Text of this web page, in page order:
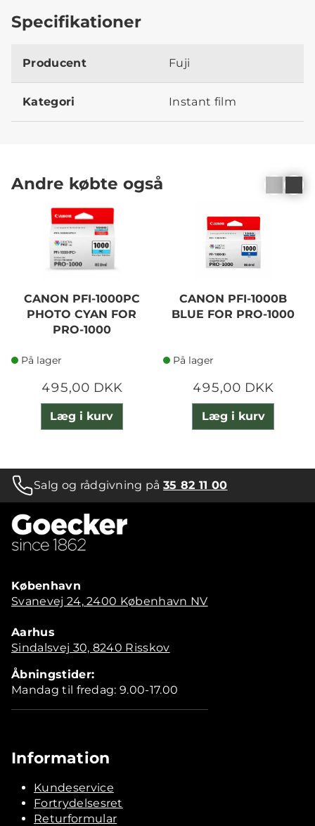
Specifikationer
Producent Fuji
Kategori Instant film
Andre købte også
CANON PFI-1000PC
PHOTO CYAN FOR
PRO-1000
På lager
495,00 DKK
Læg i kurv
CANON PFI-1000B
BLUE FOR PRO-1000
På lager
495,00 DKK
Læg i kurv
Salg og rådgivning på35 82 11 00
København
Svanevej 24, 2400 København NV
Aarhus
Sindalsvej 30, 8240 Risskov
Åbningstider:
Mandag til fredag: 9.00-17.00
Information
Kundeservice
Fortrydelsesret
Returformular